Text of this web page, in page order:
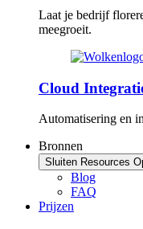
Laat je bedrijf
meegroeit.
Cloud
Automatisering en
Bronnen
Sluiten Resources
Blog
FAQ
Prijzen